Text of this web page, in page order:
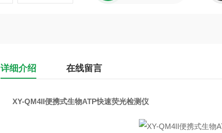
详细介绍 在线留言
XY-QM4II便携式生物ATP快速荧光检测仪